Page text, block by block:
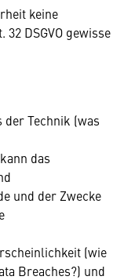
keine
DSGVO gewisse
Technik (was
das
und der Zwecke
(wie
Breaches?) und